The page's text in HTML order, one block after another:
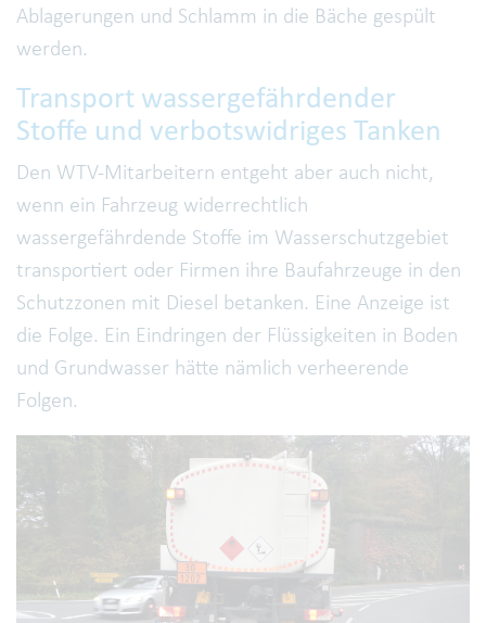
Ablagerungen und Schlamm in die Bäche gespült
werden.
Transport wassergefährdender
Stoffe und verbotswidriges Tanken
Den WTV-Mitarbeitern entgeht aber auch nicht,
wenn ein Fahrzeug widerrechtlich
wassergefährdende Stoffe im Wasserschutzgebiet
transportiert oder Firmen ihre Baufahrzeuge in den
Schutzzonen mit Diesel betanken. Eine Anzeige ist
die Folge. Ein Eindringen der Flüssigkeiten in Boden
und Grundwasser hätte nämlich verheerende
Folgen.